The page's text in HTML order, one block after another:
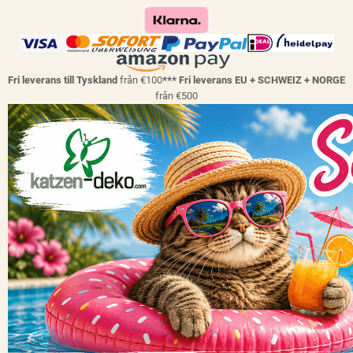
Fri leverans till Tyskland från €100*** Fri leverans EU + SCHWEIZ + NORGE
från €500